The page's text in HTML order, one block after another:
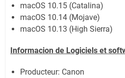
macOS 10.15 (Catalina)
macOS 10.14 (Mojave)
macOS 10.13 (High Sierra)
Informacion de Logiciels et
Producteur: Canon